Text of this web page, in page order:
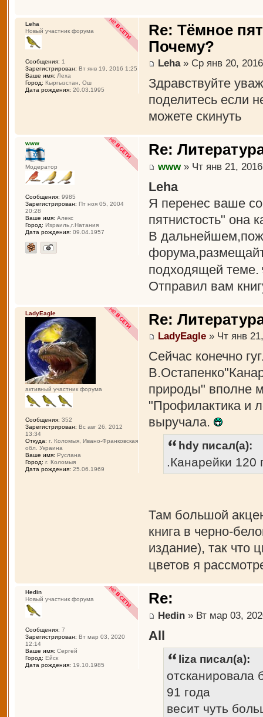
Re: Тёмное
Почему?
Leha» Ср янв 20,
Здравствуйте
поделитесь если
можете скинуть
Leha
Новый участник форума
Сообщения: 1
Зарегистрирован: Вт янв 19, 2016 1:25
Ваше имя: Леха
Город: Кыргызстан, Ош
Дата рождения: 20.03.1995
Re:
www» Чт янв 21,
Leha
Я перенес ваше
пятнистость"
В
подходящей теме.
Отправил вам
www
Модератор
Сообщения: 9985
Зарегистрирован: Пт ноя 05, 2004
20:28
Ваше имя: Алекс
Город: Израиль,г.Натания
Дата рождения: 09.04.1957
Re:
LadyEagle » Чт янв
Сейчас конечно
природы" вполне
"Профилактика и
выручала.
hdy писал(а):
.Канарейки
Там большой
книга в черно-
издание), так что
цветов я
LadyEagle
активный участник форума
Сообщения: 352
Зарегистрирован: Вс авг 26, 2012
13:34
Откуда: г. Коломыя, Ивано-Франковская
обл. Украина
Ваше имя: Руслана
Город: г. Коломыя
Дата рождения: 25.06.1969
Re:
Hedin » Вт мар 03,
All
liza писал(а):
отсканировала
91 года
весит чуть
Hedin
Новый участник форума
Сообщения: 7
Зарегистрирован: Вт мар 03, 2020
12:14
Ваше имя: Сергей
Город: Ейск
Дата рождения: 19.10.1985